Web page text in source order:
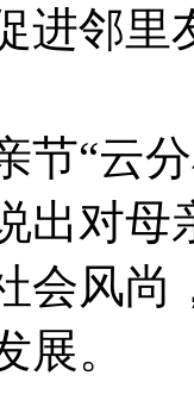
进邻
“云分
出对母
会风尚
展。